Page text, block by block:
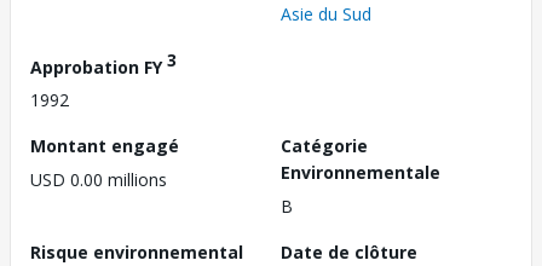
Asie du Sud
Approbation FY3
1992
Montant engagé
USD 0.00 millions
Catégorie
Environnementale
B
Risque environnemental
Date de clôture